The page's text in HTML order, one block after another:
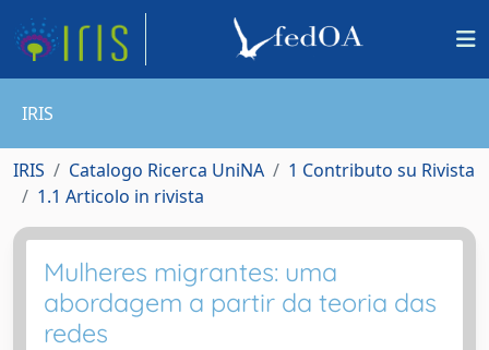
IRIS
IRIS Catalogo Ricerca UniNA
1 Contributo su Rivista
1.1 Articolo in rivista
Mulheres migrantes: uma
abordagem a partir da teoria das
redes